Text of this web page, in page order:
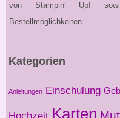
von Stampin‘ Up!
Bestellmöglichkeiten.
Kategorien
Anleitungen Einschulung
Karten